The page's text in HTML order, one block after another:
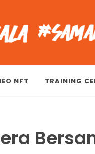
NFT TRAINING